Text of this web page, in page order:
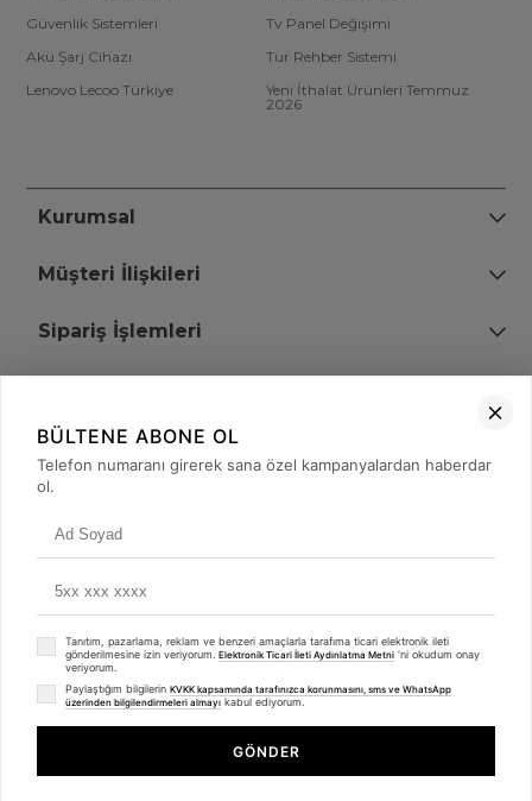
Güvenlik Sistemleri
Tv Panel Değişimi
Akü Şarj Cihazı
Tur Rehber Sistemi
Lenovo Lecoo Türkiye
Yeni İthalat Ürünleri Temmuz
2026
Kurumsal
Müşteri İlişkileri
Sipariş İşlemleri
+90 (850) 473 08 08
© 2008 - 2026merterelektronik.com
- Tüm Hakları Saklıdır. Kredi kartı bilgileriniz 256bit SSL sertifikası ile
Whatsapp
BÜLTENE ABONE OL
Telefon numaranı girerek sana özel kampanyalardan haberdar
ol.
Tanıtım, pazarlama, reklam ve benzeri amaçlarla tarafıma ticari elektronik ileti
gönderilmesine izin veriyorum. Elektronik Ticari İleti Aydınlatma Metni 'ni okudum onay
veriyorum.
Paylaştığım bilgilerin KVKK kapsamında tarafınızca korunmasını, sms ve WhatsApp
üzerinden bilgilendirmeleri almayı kabul ediyorum.
GÖNDER